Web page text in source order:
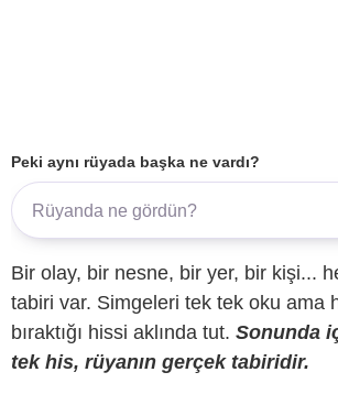
Peki aynı rüyada başka ne vardı?
Bir olay, bir nesne, bir yer, bir kişi...
tabiri var. Simgeleri tek tek oku ama
bıraktığı hissi aklında tut. Sonunda
tek his, rüyanın gerçek tabiridir.